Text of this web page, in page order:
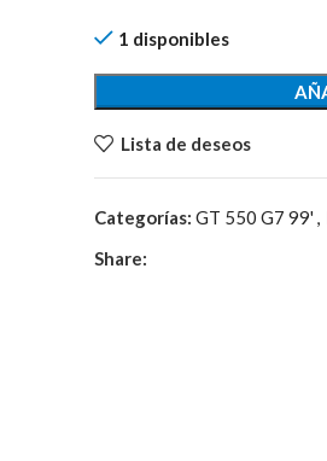
1 disponibles
Lista de deseos
Categorías: GT 550 G7 99' ,
Share: